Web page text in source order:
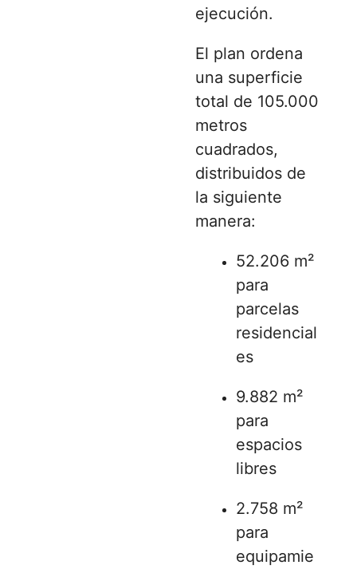
ejecución.
El plan ordena
una superficie
total de 105.000
metros
cuadrados,
distribuidos de
la siguiente
manera:
52.206 m²
para
parcelas
residencial
es
9.882 m²
para
espacios
libres
2.758 m²
para
equipamie